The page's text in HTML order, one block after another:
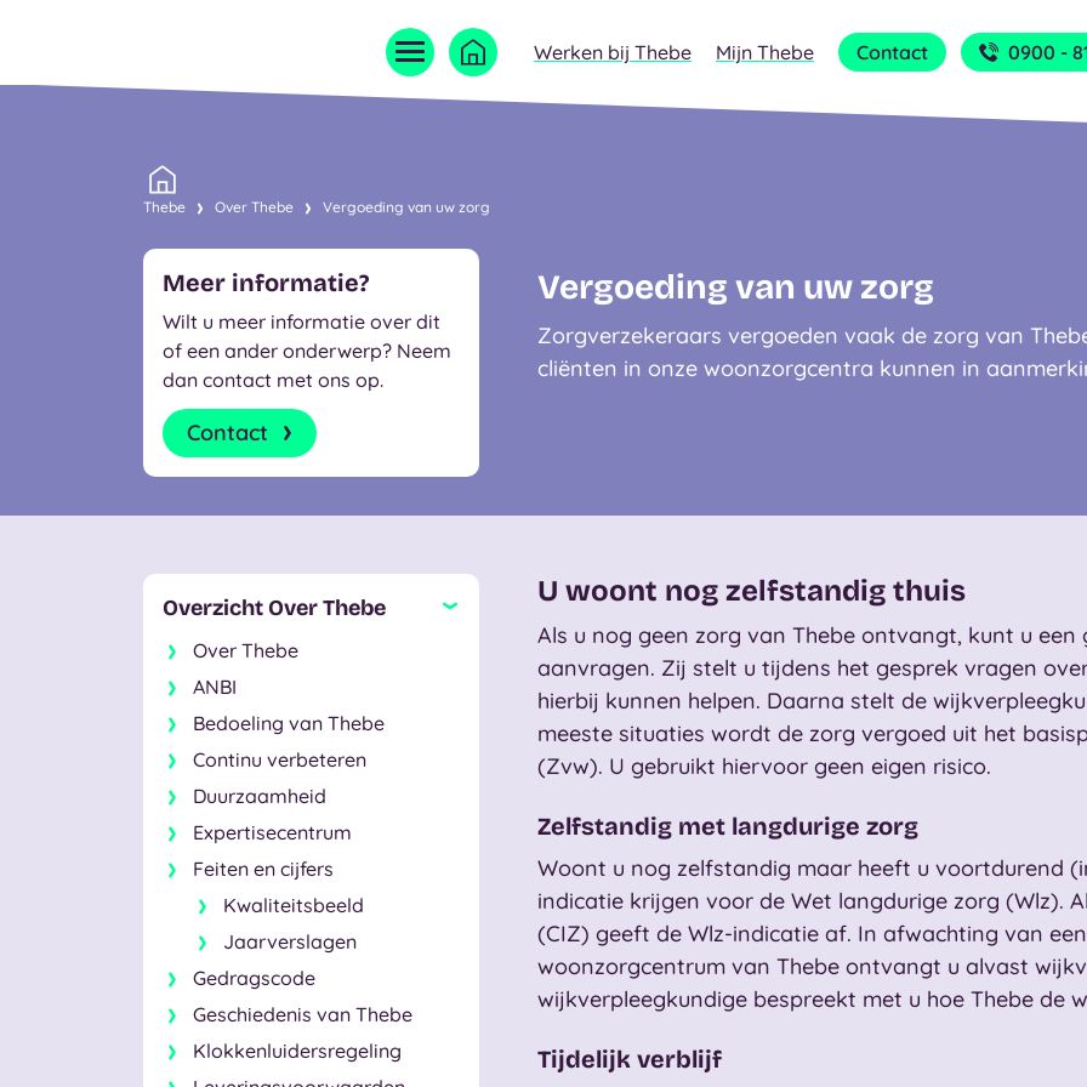
Home
Werken bij Thebe Mijn Thebe Contact 0900 -
Thebe Over Thebe Vergoeding van uw zorg
Meer informatie?
Wilt u meer informatie over dit
of een ander onderwerp? Neem
dan contact met ons op.
Contact
Vergoeding van uw zorg
Zorgverzekeraars vergoeden vaak de zorg van
cliënten in onze woonzorgcentra kunnen in
U woont nog zelfstandig thuis
Als u nog geen zorg van Thebe ontvangt, kunt u
aanvragen. Zij stelt u tijdens het gesprek vragen
hierbij kunnen helpen. Daarna stelt de
meeste situaties wordt de zorg vergoed uit het
(Zvw). U gebruikt hiervoor geen eigen risico.
Zelfstandig met langdurige zorg
Woont u nog zelfstandig maar heeft u voortdurend
indicatie krijgen voor de Wet langdurige zorg (Wlz).
(CIZ) geeft de Wlz-indicatie af. In afwachting van
woonzorgcentrum van Thebe ontvangt u alvast
wijkverpleegkundige bespreekt met u hoe Thebe de
Tijdelijk verblijf
Overzicht Over Thebe
Over Thebe
ANBI
Bedoeling van Thebe
Continu verbeteren
Duurzaamheid
Expertisecentrum
Feiten en cijfers
Kwaliteitsbeeld
Jaarverslagen
Gedragscode
Geschiedenis van Thebe
Klokkenluidersregeling